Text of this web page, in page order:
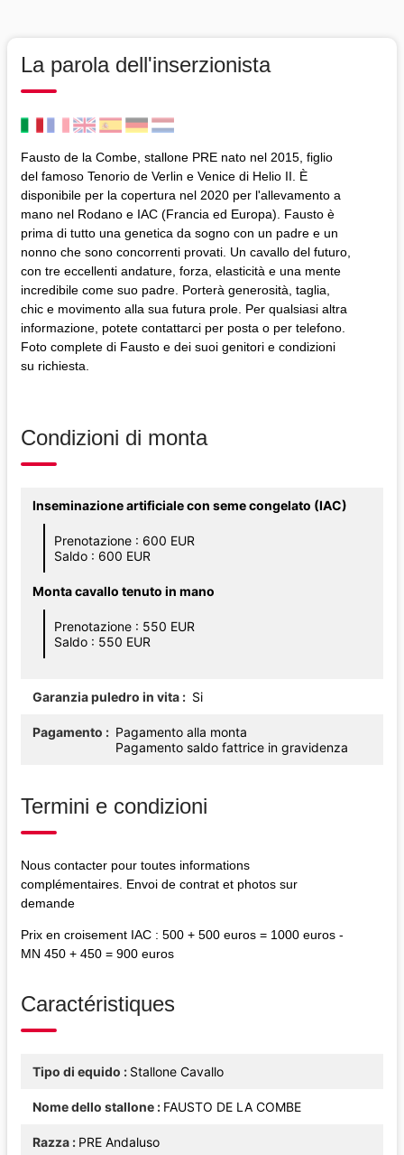
La parola dell'inserzionista
Fausto de la Combe, stallone PRE nato nel 2015, figlio
del famoso Tenorio de Verlin e Venice di Helio II. È
disponibile per la copertura nel 2020 per l'allevamento a
mano nel Rodano e IAC (Francia ed Europa). Fausto è
prima di tutto una genetica da sogno con un padre e un
nonno che sono concorrenti provati. Un cavallo del futuro,
con tre eccellenti andature, forza, elasticità e una mente
incredibile come suo padre. Porterà generosità, taglia,
chic e movimento alla sua futura prole. Per qualsiasi altra
informazione, potete contattarci per posta o per telefono.
Foto complete di Fausto e dei suoi genitori e condizioni
su richiesta.
Condizioni di monta
Inseminazione artificiale con seme congelato (IAC)
Prenotazione : 600 EUR
Saldo : 600 EUR
Monta cavallo tenuto in mano
Prenotazione : 550 EUR
Saldo : 550 EUR
Garanzia puledro in vita Si
Pagamento
Pagamento alla monta
Pagamento saldo fattrice in gravidenza
Termini e condizioni
Nous contacter pour toutes informations
complémentaires. Envoi de contrat et photos sur
demande
Prix en croisement IAC : 500 + 500 euros = 1000 euros -
MN 450 + 450 = 900 euros
Caractéristiques
Tipo di equido Stallone Cavallo
Nome dello stallone FAUSTO DE LA COMBE
Razza PRE Andaluso